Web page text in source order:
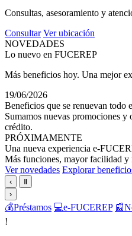
Consultas, asesoramiento y
Consultar Ver ubicación
NOVEDADES
Lo nuevo en FUCEREP
Más beneficios hoy. Una mejor
19/06/2026
Beneficios que se renuevan todo
Sumamos nuevas promociones y
crédito.
PRÓXIMAMENTE
Una nueva experiencia e-
Más funciones, mayor facilidad y
Ver novedades Explorar
‹
Ⅱ
›
💰Préstamos 💻e-FUCEREP 📰
!